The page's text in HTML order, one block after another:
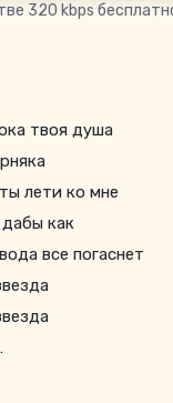
320 kbps
твоя душа
лети ко мне
как
все погаснет